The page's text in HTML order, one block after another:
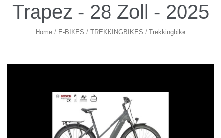
Trapez - 28 Zoll - 2025
Home / E-BIKES / TREKKINGBIKES / Trekkingbike